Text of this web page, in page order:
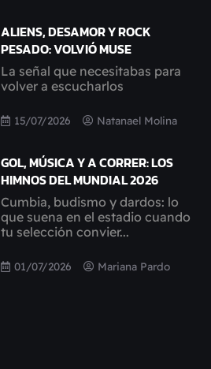
ALIENS, DESAMOR Y ROCK
PESADO: VOLVIÓ MUSE
La señal que necesitabas para
volver a escucharlos
15/07/2026 Natanael Molina
GOL, MÚSICA Y A CORRER: LOS
HIMNOS DEL MUNDIAL 2026
Cumbia, budismo y dardos: lo
que suena en el estadio cuando
tu selección convier...
01/07/2026 Mariana Pardo